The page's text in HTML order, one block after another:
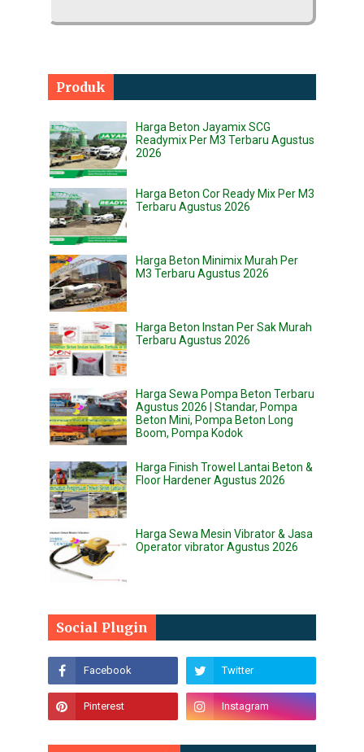
Produk
Harga Beton Jayamix SCG
Readymix Per M3 Terbaru Agustus
2026
Harga Beton Cor Ready Mix Per M3
Terbaru Agustus 2026
Harga Beton Minimix Murah Per
M3 Terbaru Agustus 2026
Harga Beton Instan Per Sak Murah
Terbaru Agustus 2026
Harga Sewa Pompa Beton Terbaru
Agustus 2026 | Standar, Pompa
Beton Mini, Pompa Beton Long
Boom, Pompa Kodok
Harga Finish Trowel Lantai Beton &
Floor Hardener Agustus 2026
Harga Sewa Mesin Vibrator & Jasa
Operator vibrator Agustus 2026
Social Plugin